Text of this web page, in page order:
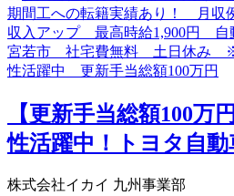
【更新手当総額100万
性活躍中！トヨタ自
株式会社イカイ 九州事業部